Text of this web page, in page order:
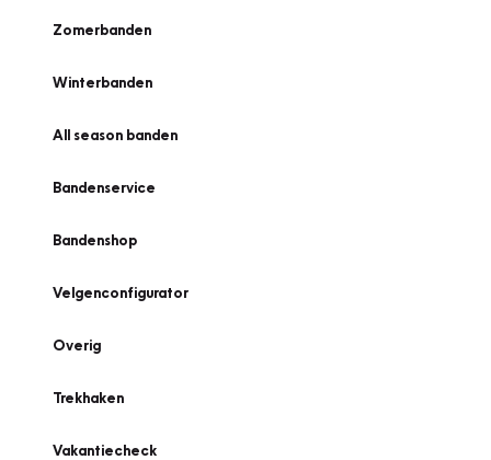
Zomerbanden
Winterbanden
All season banden
Bandenservice
Bandenshop
Velgenconfigurator
Overig
Trekhaken
Vakantiecheck